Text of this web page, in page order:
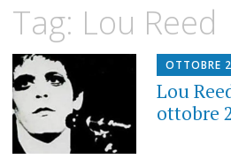
content
Tag: Lou Reed
OTTOBRE
Lou
ottobre